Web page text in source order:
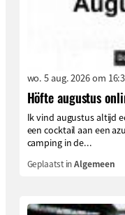
wo. 5 aug. 2026 om
Höfte augustus
Ik vind augustus altijd
een cocktail aan een
camping in de...
Geplaatst inAlgemeen